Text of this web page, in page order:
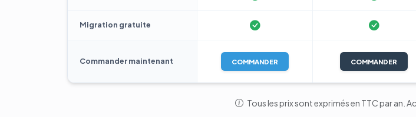
Migration gratuite
Commander maintenant COMMANDER COMMANDER
Tous les prix sont exprimés en TTC par an.